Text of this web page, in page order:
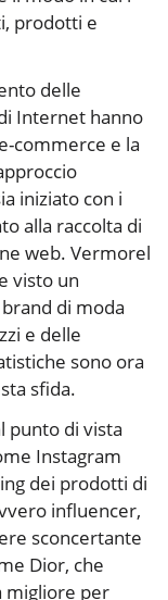
prodotti e
delle
Internet hanno
commerce e la
iniziato con i
alla raccolta di
web. Vermorel
visto un
di moda
e delle
sono ora
sfida.
punto di vista
Instagram
dei prodotti di
influencer,
sconcertante
Dior, che
migliore per